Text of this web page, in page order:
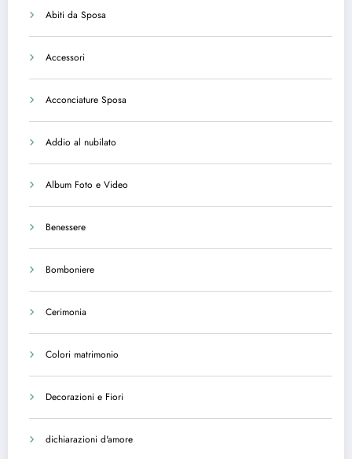
Abiti da Sposa
Accessori
Acconciature Sposa
Addio al nubilato
Album Foto e Video
Benessere
Bomboniere
Cerimonia
Colori matrimonio
Decorazioni e Fiori
dichiarazioni d'amore